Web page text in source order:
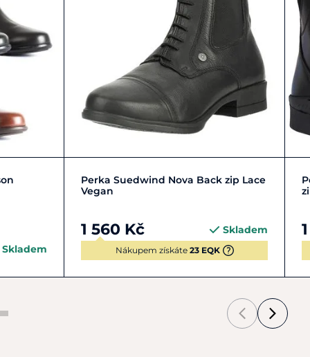
12
Skladem
29 30 31 32 + 14
Perka Suedwind Nova Back zip Lace
Vegan
1 560 Kč Skladem
Nákupem získáte 23 EQK